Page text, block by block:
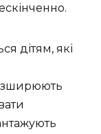
дітям, які